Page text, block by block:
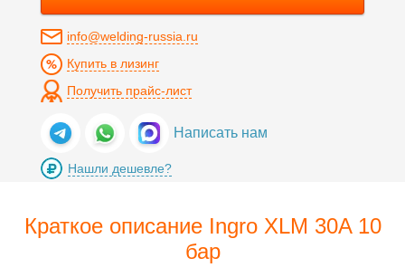
info@welding-russia.ru
Купить в лизинг
Получить прайс-лист
Написать нам
Нашли дешевле?
Краткое описание Ingro XLM 30A 10
бар